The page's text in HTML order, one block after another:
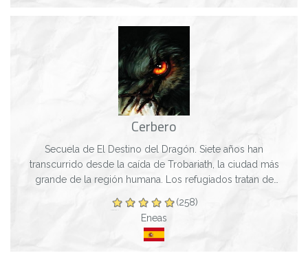
Cerbero
Secuela de El Destino del Dragón. Siete años han
transcurrido desde la caída de Trobariath, la ciudad más
grande de la región humana. Los refugiados tratan de
(258)
Eneas